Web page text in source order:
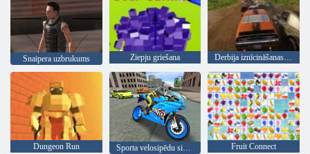
Snaipera uzbrukums Ziepju griešana Derbija iznīcināšanas simulators
Dungeon Run Sporta velosipēdu simulatora drifta 3d Fruit Connect